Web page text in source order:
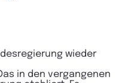
wieder
in den vergangenen